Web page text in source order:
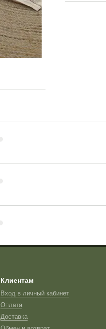
Клиентам
Вход в личный кабинет
Оплата
Доставка